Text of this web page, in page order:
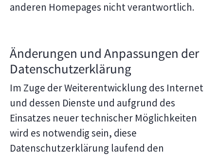
anderen Homepages nicht verantwortlich.
Änderungen und Anpassungen der
Datenschutzerklärung
Im Zuge der Weiterentwicklung des Internet
und dessen Dienste und aufgrund des
Einsatzes neuer technischer Möglichkeiten
wird es notwendig sein, diese
Datenschutzerklärung laufend den